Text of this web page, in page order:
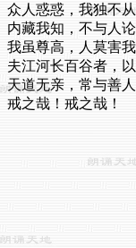
众人惑惑，我独不
内藏我知，不与人
我虽尊高，人莫害我
夫江河长百谷者，以
天道无亲，常与善人